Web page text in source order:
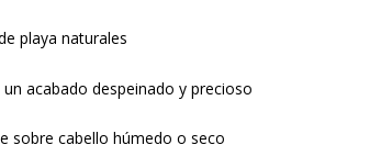
playa naturales
un acabado despeinado y precioso
sobre cabello húmedo o seco